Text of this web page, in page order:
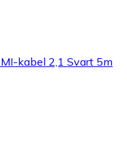
kabel 2,1 Svart 5m